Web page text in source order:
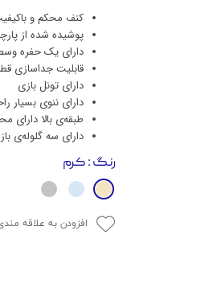
کنف محکم و
پوشیده شده از
دارای یک حفره
قابلیت جداسازی
دارای تونل بازی
دارای ننوی بسیار
طبقه‌ی بالا
دارای سه گلوله‌ی
رنگ: کرم
افزودن به علاقه